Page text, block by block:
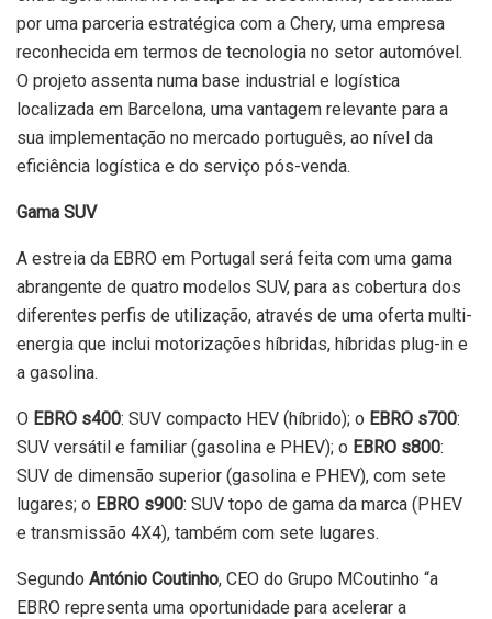
por uma parceria estratégica com a Chery, uma empresa
reconhecida em termos de tecnologia no setor automóvel.
O projeto assenta numa base industrial e logística
localizada em Barcelona, uma vantagem relevante para a
sua implementação no mercado português, ao nível da
eficiência logística e do serviço pós-venda.
Gama SUV
A estreia da EBRO em Portugal será feita com uma gama
abrangente de quatro modelos SUV, para as cobertura dos
diferentes perfis de utilização, através de uma oferta multi-
energia que inclui motorizações híbridas, híbridas plug-in e
a gasolina.
O EBRO s400: SUV compacto HEV (híbrido); o EBRO s700:
SUV versátil e familiar (gasolina e PHEV); o EBRO s800:
SUV de dimensão superior (gasolina e PHEV), com sete
lugares; o EBRO s900: SUV topo de gama da marca (PHEV
e transmissão 4X4), também com sete lugares.
Segundo António Coutinho, CEO do Grupo MCoutinho “a
EBRO representa uma oportunidade para acelerar a